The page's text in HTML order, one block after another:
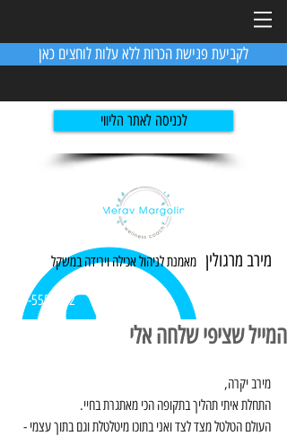
לקביעת פגישת הכרות ללא עלות לוחצים כאן
לכניסה לאתר הליווי
מירב מרגולין מאמנת לניהול אכילה וירידהבמשקל
054-5551982
המייל שציפי שלחה אלי
מירב יקרה,
התחלת איתי תהליך בתקופה הכי מאתגרת בחיי.
העולם הטלטל מצד לצד ואני בתוכו מיטלטלת וגם בתוך עצמי -